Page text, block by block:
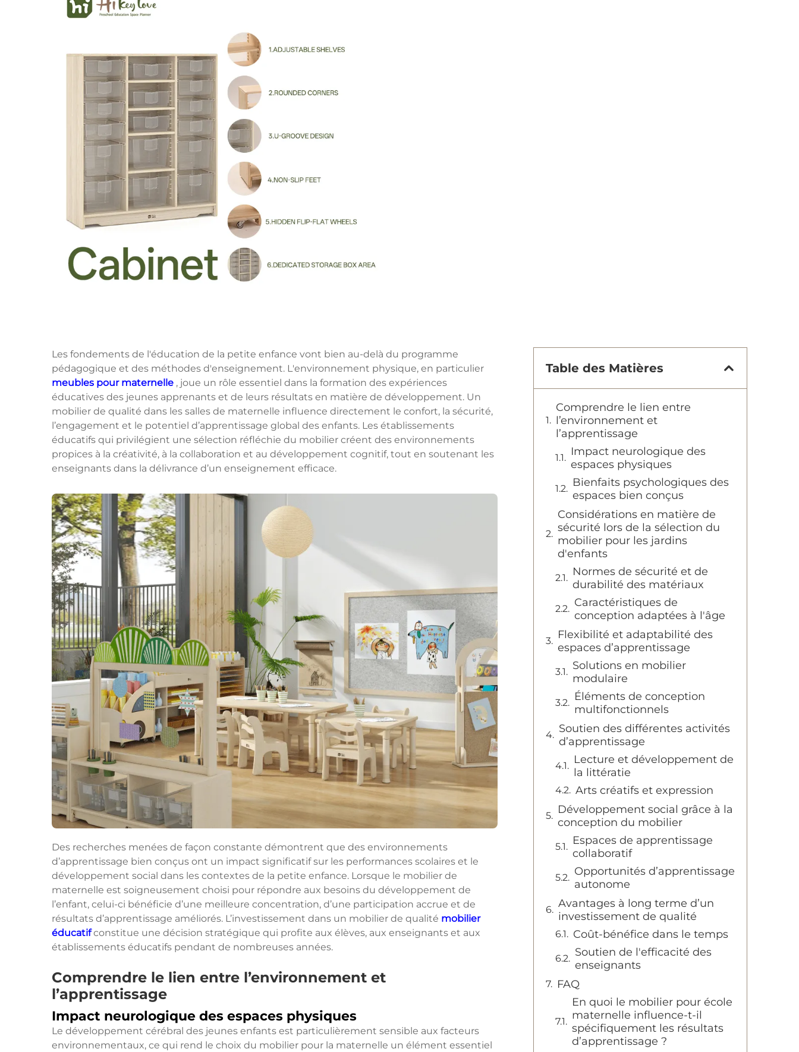
Les fondements de l'éducation de la petite enfance vont bien au-delà du programme
pédagogique et des méthodes d'enseignement. L'environnement physique, en particulier
meubles pour maternelle , joue un rôle essentiel dans la formation des expériences
éducatives des jeunes apprenants et de leurs résultats en matière de développement. Un
mobilier de qualité dans les salles de maternelle influence directement le confort, la sécurité,
l’engagement et le potentiel d’apprentissage global des enfants. Les établissements
éducatifs qui privilégient une sélection réfléchie du mobilier créent des environnements
propices à la créativité, à la collaboration et au développement cognitif, tout en soutenant les
enseignants dans la délivrance d’un enseignement efficace.
Des recherches menées de façon constante démontrent que des environnements
d’apprentissage bien conçus ont un impact significatif sur les performances scolaires et le
développement social dans les contextes de la petite enfance. Lorsque le mobilier de
maternelle est soigneusement choisi pour répondre aux besoins du développement de
l’enfant, celui-ci bénéficie d’une meilleure concentration, d’une participation accrue et de
résultats d’apprentissage améliorés. L’investissement dans un mobilier de qualité mobilier
éducatifconstitue une décision stratégique qui profite aux élèves, aux enseignants et aux
établissements éducatifs pendant de nombreuses années.
Comprendre le lien entre l’environnement et
l’apprentissage
Impact neurologique des espaces physiques
Le développement cérébral des jeunes enfants est particulièrement sensible aux facteurs
environnementaux, ce qui rend le choix du mobilier pour la maternelle un élément essentiel
Table des Matières
Comprendre le lien entre
l’environnement et
l’apprentissage
Impact neurologique des
espaces physiques
Bienfaits psychologiques des
espaces bien conçus
Considérations en matière de
sécurité lors de la sélection du
mobilier pour les jardins
d'enfants
Normes de sécurité et de
durabilité des matériaux
Caractéristiques de
conception adaptées à l'âge
Flexibilité et adaptabilité des
espaces d’apprentissage
Solutions en mobilier
modulaire
Éléments de conception
multifonctionnels
Soutien des différentes activités
d’apprentissage
Lecture et développement de
la littératie
Arts créatifs et expression
Développement social grâce à la
conception du mobilier
Espaces de apprentissage
collaboratif
Opportunités d’apprentissage
autonome
Avantages à long terme d’un
investissement de qualité
Coût-bénéfice dans le temps
Soutien de l'efficacité des
enseignants
FAQ
En quoi le mobilier pour école
maternelle influence-t-il
spécifiquement les résultats
d’apprentissage ?